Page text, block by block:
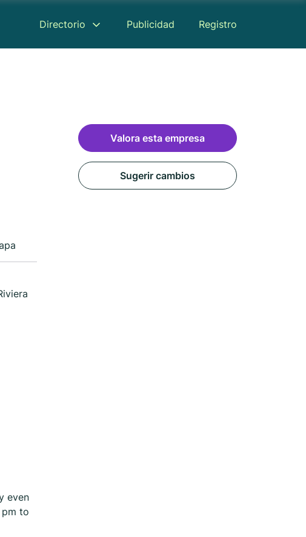
Directorio Publicidad Registro
even
pm to
Valora esta empresa
Sugerir cambios